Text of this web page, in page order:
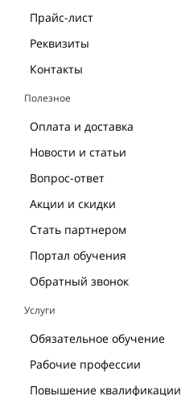
Прайс-лист
Реквизиты
Контакты
Полезное
Оплата и доставка
Новости и статьи
Вопрос-ответ
Акции и скидки
Стать партнером
Портал обучения
Обратный звонок
Услуги
Обязательное обучение
Рабочие профессии
Повышение квалификации